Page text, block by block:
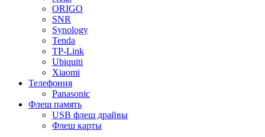
ORIGO
SNR
Synology
Tenda
TP-Link
Ubiquiti
Xiaomi
Телефония
Panasonic
Флеш память
USB флеш драйвы
Флеш карты